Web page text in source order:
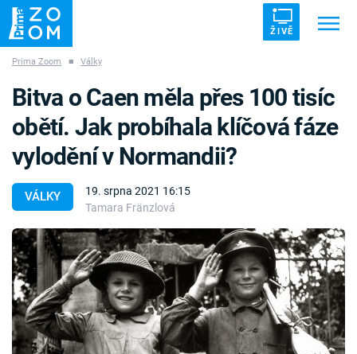
ŽIVĚ
ZÁHADY VETŘELCI DÁVNOVĚKU
Témata
Témata
Pořady
TV Program
Prima Zoom ■ Války
VÁLKY
19. srpna 2021 16:15
Tamara Fränzlová
Bitva o Caen měla přes 100 tisíc
obětí. Jak probíhala klíčová fáze
vylodění v Normandii?